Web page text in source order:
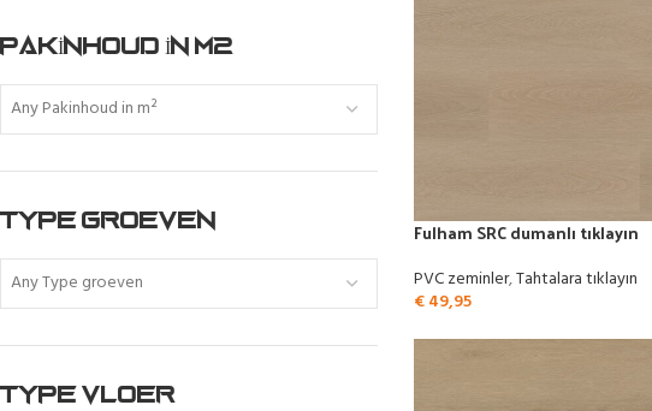
PAKINHOUD IN M2
Any Pakinhoud in m²
TYPE GROEVEN
Any Type groeven
TYPE VLOER
Fulham SRC dumanlı tıklayın
PVC zeminler,Tahtalara tıklayın
€49,95